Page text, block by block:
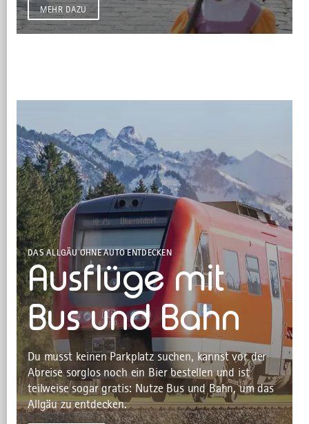
©
MEHR DAZU
DAS ALLGÄU OHNE AUTO ENTDECKEN
Ausflüge mit
Bus und Bahn
Du musst keinen Parkplatz suchen, kannst vor der
Abreise sorglos noch ein Bier bestellen und ist
teilweise sogar gratis: Nutze Bus und Bahn, um das
Allgäu zu entdecken.